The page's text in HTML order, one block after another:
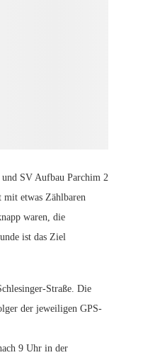
SV Aufbau Parchim 2
mit etwas Zählbaren
waren, die
ist das Ziel
Straße. Die
der jeweiligen GPS-
9 Uhr in der